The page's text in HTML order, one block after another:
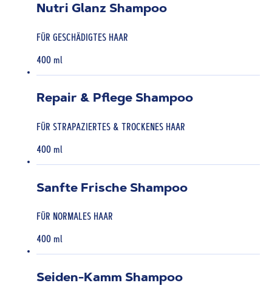
Nutri Glanz Shampoo
FÜR GESCHÄDIGTES HAAR
400 ml
Repair & Pflege Shampoo
FÜR STRAPAZIERTES & TROCKENES HAAR
400 ml
Sanfte Frische Shampoo
FÜR NORMALES HAAR
400 ml
Seiden-Kamm Shampoo